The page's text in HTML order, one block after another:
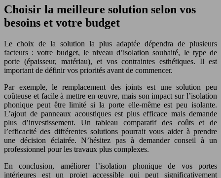
Choisir la meilleure solution selon vos
besoins et votre budget
Le choix de la solution la plus adaptée dépendra de plusieurs
facteurs : votre budget, le niveau d’isolation souhaité, le type de
porte (épaisseur, matériau), et vos contraintes esthétiques. Il est
important de définir vos priorités avant de commencer.
Par exemple, le remplacement des joints est une solution peu
coûteuse et facile à mettre en œuvre, mais son impact sur l’isolation
phonique peut être limité si la porte elle-même est peu isolante.
L’ajout de panneaux acoustiques est plus efficace mais demande
plus d’investissement. Un tableau comparatif des coûts et de
l’efficacité des différentes solutions pourrait vous aider à prendre
une décision éclairée. N’hésitez pas à demander conseil à un
professionnel pour les travaux plus complexes.
En conclusion, améliorer l’isolation phonique de vos portes
intérieures est un projet accessible qui peut significativement